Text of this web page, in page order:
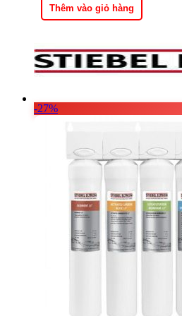
9.390.000 ₫.
là:
6.900.000 ₫.
Thêm vào giỏ hàng
-27%